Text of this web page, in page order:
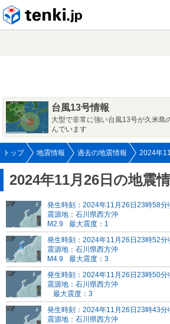
台風13号情報
大型で非常に強い台風13号が久米島
んでいます
トップ 地震情報 過去の地震情報 2024年
2024年11月26日の地震
発生時刻：2024年11月26日23時58分
震源地：石川県西方沖
M2.9
最大震度：1
発生時刻：2024年11月26日23時52分
震源地：石川県西方沖
M4.9
最大震度：3
発生時刻：2024年11月26日23時50分
震源地：石川県西方沖
最大震度：3
発生時刻：2024年11月26日23時43分
震源地：石川県西方沖